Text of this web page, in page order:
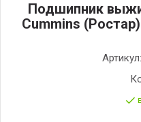
Подшипник
Cummins
Артикул: